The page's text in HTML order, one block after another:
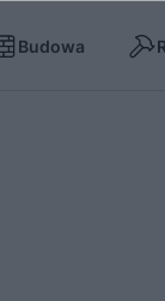
Budowa